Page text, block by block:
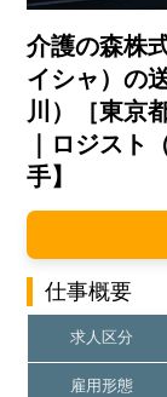
介護の森株
イシャ）の
川）［東京
｜ロジスト
手】
仕事概要
求人区分
雇用形態